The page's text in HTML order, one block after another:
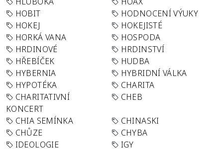
HOBIT
HODNOCENÍ VÝUKY
HOKEJ
HOKEJISTÉ
HORKÁ VANA
HOSPODA
HRDINOVÉ
HRDINSTVÍ
HŘEBÍČEK
HUDBA
HYBERNIA
HYBRIDNÍ VÁLKA
HYPOTÉKA
CHARITA
CHARITATIVNÍ
KONCERT
CHEB
CHIA SEMÍNKA
CHINASKI
CHŮZE
CHYBA
IDEOLOGIE
IGY